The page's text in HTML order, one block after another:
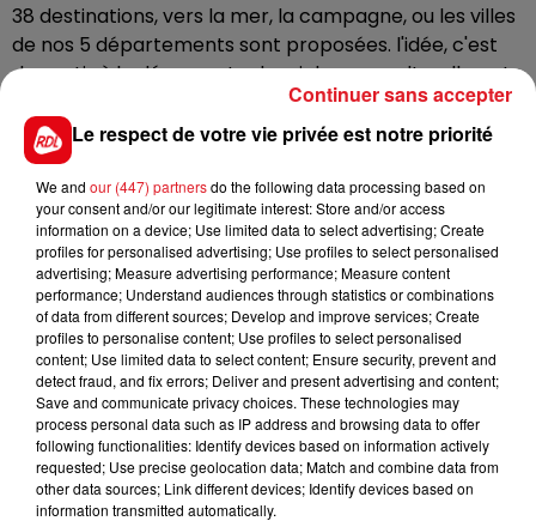
38 destinations, vers la mer, la campagne, ou les villes
de nos 5 départements sont proposées. l'idée, c'est
de partir à la découverte des richesses culturelles, et
patrimoniales de notre territoire, ou de profiter d'une
journée de détente à la plage en famille, sans pour
autant impacter le budget et le pouvoir d'achat des
familles.
Pour obtenir vos billets à prix réduit, rendez-vous sur
l'application SNCF Connect, sur le site TER, au guichet
et aux distributeurs de Billets Régionaux.
Une fois arrivé en gare, un service de navettes
gratuites assurées par la région Hauts-de-France
sera disponible depuis les gares du littoral vers les
plages pour en faciliter l’accès.
Le respect de votre vie privée est notre priorité
We and our (447) partnersdo the following data processing based on
your consent and/or our legitimate interest: Store and/or access
information on a device; Use limited data to select advertising; Create
profiles for personalised advertising; Use profiles to select personalised
advertising; Measure advertising performance; Measure content
performance; Understand audiences through statistics or combinations
of data from different sources; Develop and improve services; Create
profiles to personalise content; Use profiles to select personalised
content; Use limited data to select content; Ensure security, prevent and
detect fraud, and fix errors; Deliver and present advertising and content;
Save and communicate privacy choices. These technologies may
process personal data such as IP address and browsing data to offer
following functionalities: Identify devices based on information actively
requested; Use precise geolocation data; Match and combine data from
other data sources; Link different devices; Identify devices based on
information transmitted automatically.
Continuer sans accepter